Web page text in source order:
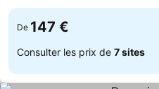
De 147 €
Consulter les prix de 7 sites